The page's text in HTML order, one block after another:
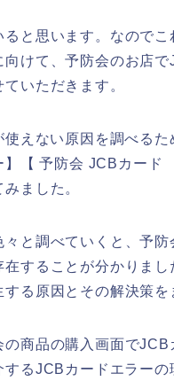
ると思います。なので
向けて、予防会のお店
いただきます。
使えない原因を調べる
【 予防会 JCBカー
ました。
々と調べていくと、予
在することが分かりま
る原因とその解決策
の商品の購入画面で
するJCBカードエラー